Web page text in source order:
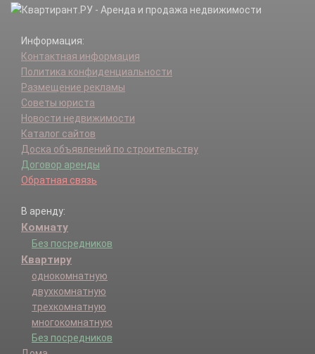
Информация:
Контактная информация
Политика конфиденциальности
Размещение рекламы
Советы юриста
Новости недвижимости
Каталог сайтов
Доска объявлений по строительству
Договор аренды
Обратная связь
В аренду:
Комнату
Без посредников
Квартиру
однокомнатную
двухкомнатную
трехкомнатную
многокомнатную
Без посредников